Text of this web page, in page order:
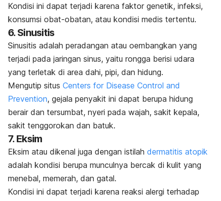
Kondisi ini dapat terjadi karena faktor genetik, infeksi,
konsumsi obat-obatan, atau kondisi medis tertentu.
6. Sinusitis
Sinusitis adalah peradangan atau oembangkan yang
terjadi pada jaringan sinus, yaitu rongga berisi udara
yang terletak di area dahi, pipi, dan hidung.
Mengutip situs Centers for Disease Control and
Prevention, gejala penyakit ini dapat berupa hidung
berair dan tersumbat, nyeri pada wajah, sakit kepala,
sakit tenggorokan dan batuk.
7. Eksim
Eksim atau dikenal juga dengan istilah dermatitis atopik
adalah kondisi berupa munculnya bercak di kulit yang
menebal, memerah, dan gatal.
Kondisi ini dapat terjadi karena reaksi alergi terhadap